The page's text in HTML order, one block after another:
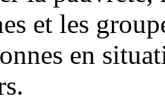
et les
en